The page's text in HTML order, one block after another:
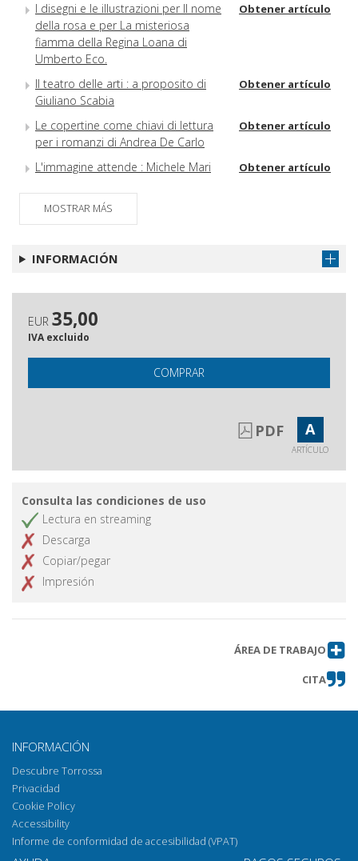
I disegni e le illustrazioni per Il nome
della rosa e per La misteriosa
fiamma della Regina Loana di
Umberto Eco.
Obtener artículo
Il teatro delle arti : a proposito di
Giuliano Scabia
Obtener artículo
Le copertine come chiavi di lettura
per i romanzi di Andrea De Carlo
Obtener artículo
L'immagine attende : Michele Mari
Obtener artículo
MOSTRAR MÁS
INFORMACIÓN
EUR 35,00
IVA excluido
COMPRAR
PDF A
ARTÍCULO
Consulta las condiciones de uso
Lectura en streaming
Descarga
Copiar/pegar
Impresión
ÁREA DE TRABAJO
CITA
INFORMACIÓN
Descubre Torrossa
Privacidad
Cookie Policy
Accessibility
Informe de conformidad de accesibilidad (VPAT)